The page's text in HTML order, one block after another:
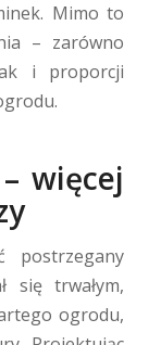
Mimo to
– zarówno
i proporcji
więcej
postrzegany
się trwałym,
ogrodu,